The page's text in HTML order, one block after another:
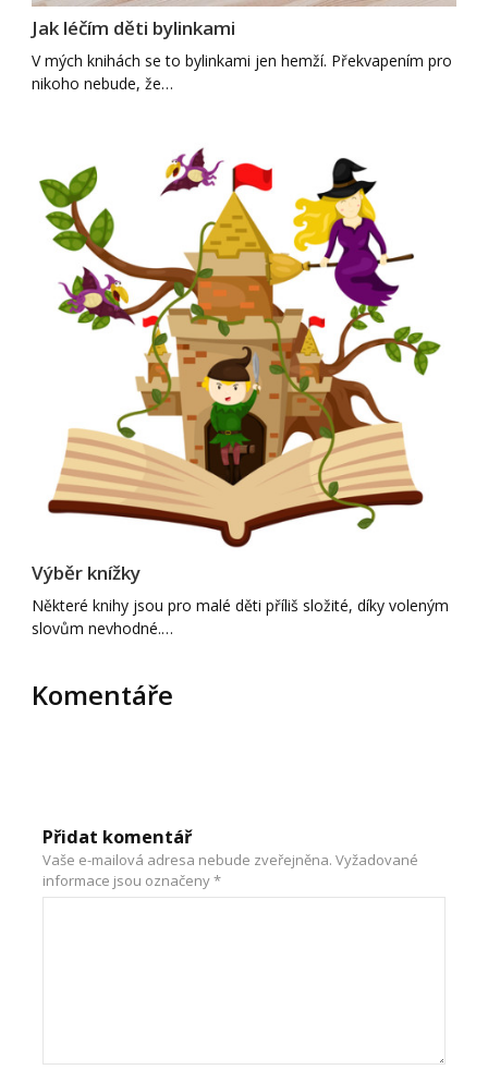
Jak léčím děti bylinkami
V mých knihách se to bylinkami jen hemží. Překvapením pro
nikoho nebude, že…
Výběr knížky
Některé knihy jsou pro malé děti příliš složité, díky voleným
slovům nevhodné.…
Komentáře
Přidat komentář
Vaše e-mailová adresa nebude zveřejněna. Vyžadované
informace jsou označeny*